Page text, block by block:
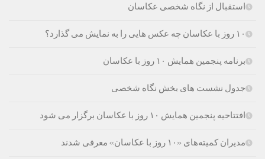
استقبال از نگاه شخصی عکاسان
۱۰ روز با عکاسان چه عکس هایی را به نمایش می گذارد؟
برنامه پنجمین همایش ۱۰ روز با عکاسان
جدول نشست های بخش نگاه شخصی
افتتاحیه پنجمین همایش ۱۰ روز با عکاسان برگزار می شود
مدیران کمیته‌های «۱۰ روز با عکاسان» معرفی شدند